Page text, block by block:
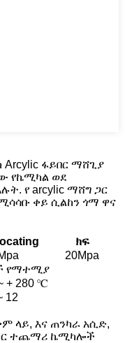
Arcylic ፋይበር ማሸጊያ
የኬሚካል ወደ
የ arcylic ማሸግ ጋር
ቀይ ሲልከን ጎማ ዋና
ክፍ
20Mpa
የማተሚያ
+ 280 ℃
12
ላይ, እና ጠንካራ አሲድ,
ተጨማሪ ኬሚካሎች